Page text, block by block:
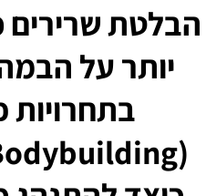
הבלטת שרירים
יותר על
בתחרויות
(